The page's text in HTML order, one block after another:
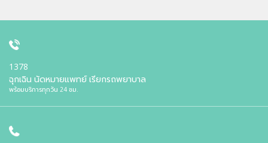
1378
ฉุกเฉิน นัดหมายแพทย์ เรียกรถพยาบาล
พร้อมบริการทุกวัน 24 ชม.